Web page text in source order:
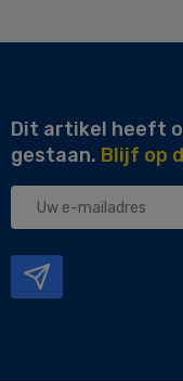
Dit artikel heeft
gestaan. Blijf op
Uw